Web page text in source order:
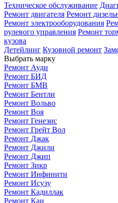
Техническое обслуживание
Ремонт двигателя Ремонт
Ремонт электрооборудования
рулевого управления Ремонт
кузова
Детейлинг Кузовной ремонт
Выбрать марку
Ремонт Ауди
Ремонт БИД
Ремонт БМВ
Ремонт Бентли
Ремонт Вольво
Ремонт Воя
Ремонт Генезис
Ремонт Грейт Вол
Ремонт Джак
Ремонт Джили
Ремонт Джип
Ремонт Зикр
Ремонт Инфинити
Ремонт Исузу
Ремонт Кадиллак
Ремонт Каи